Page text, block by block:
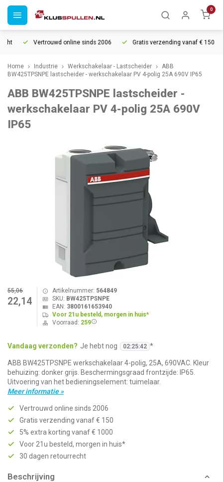
0
Vertrouwd online sinds 2006 Gratis verzending vanaf € 150
Home Industrie Werkschakelaar - Lastscheider
ABB
BW425TPSNPE lastscheider - werkschakelaar PV 4-polig 25A 690V IP65
ABB BW425TPSNPE lastscheider -
werkschakelaar PV 4-polig 25A 690V
IP65
55,06
22,14
Artikelnummer: 564849
SKU: BW425TPSNPE
EAN: 3800161653940
Voor 21u besteld, morgen in huis*
Voorraad: 259
Vandaag verzonden? Je hebt nog 02:25:42 *
ABB BW425TPSNPE werkschakelaar 4-polig, 25A, 690VAC. Kleur
behuizing: donker grijs. Beschermingsgraad frontzijde: IP65.
Uitvoering van het bedieningselement: tuimelaar.
Meer informatie »
Vertrouwd online sinds 2006
Gratis verzending vanaf € 150
5% extra korting vanaf € 1000
Voor 21u besteld, morgen in huis*
30 dagen retourrecht
Beschrijving